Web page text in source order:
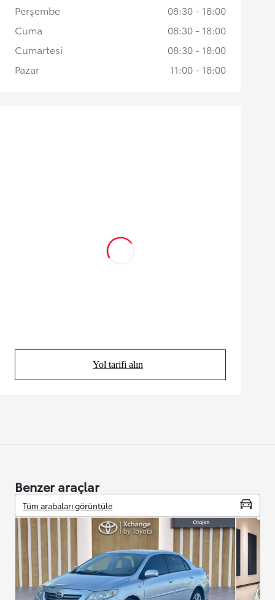
Yol tarifi alın
(Opens in new tab)
Perşembe
08:30 - 18:00
Cuma
08:30 - 18:00
Cumartesi
08:30 - 18:00
Pazar
11:00 - 18:00
Benzer araçlar
Tüm arabaları görüntüle